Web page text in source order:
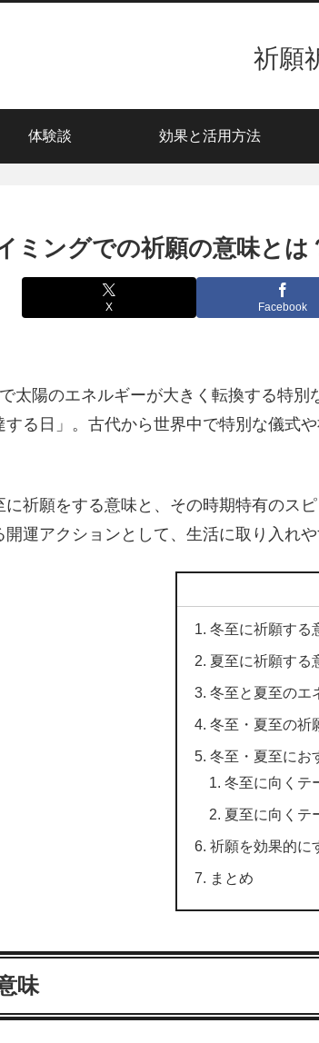
祈願
体験談 効果と活用方法
ミングでの祈願の意味とは
X Facebook
太陽のエネルギーが大きく転換する特
する日」。古代から世界中で特別な儀式
祈願をする意味と、その時期特有のス
運アクションとして、生活に取り入れや
冬至に祈願する
夏至に祈願する
冬至と夏至のエ
冬至・夏至の祈
冬至・夏至にお
冬至に向くテ
夏至に向くテ
祈願を効果的に
まとめ
味